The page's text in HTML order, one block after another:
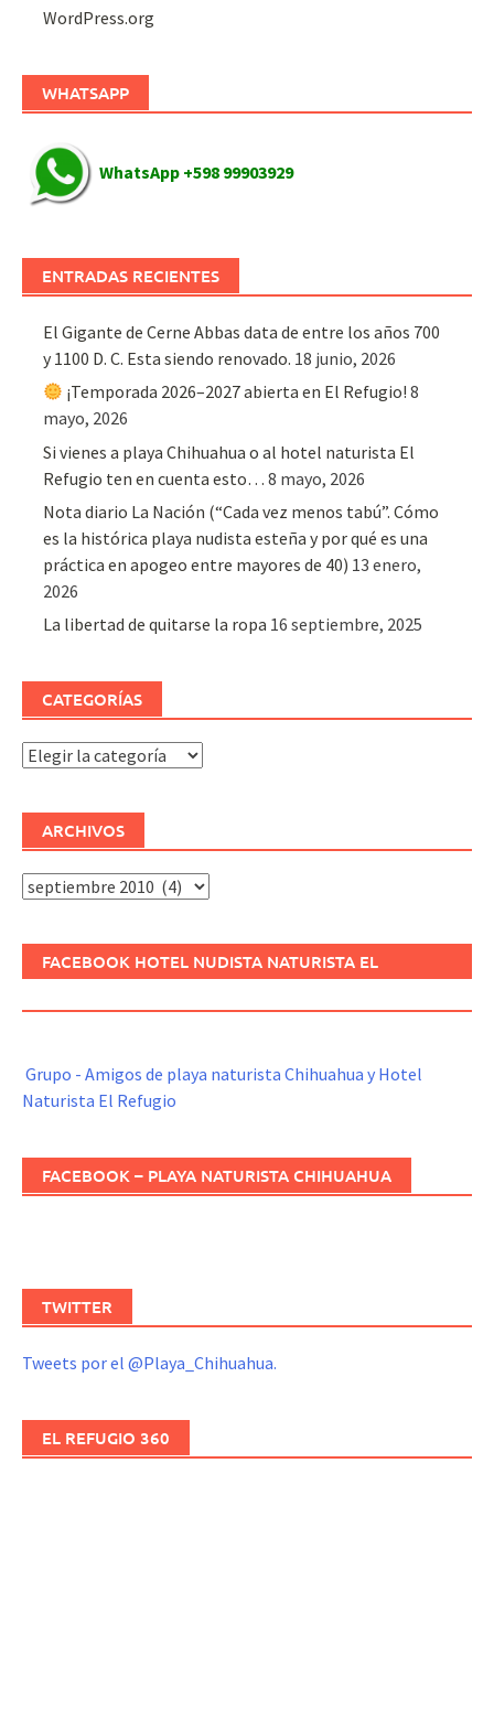
WordPress.org
WHATSAPP
WhatsApp +598 99903929
ENTRADAS RECIENTES
El Gigante de Cerne Abbas data de entre los años 700
y 1100 D. C. Esta siendo renovado. 18 junio, 2026
¡Temporada 2026–2027 abierta en El Refugio! 8
mayo, 2026
Si vienes a playa Chihuahua o al hotel naturista El
Refugio ten en cuenta esto… 8 mayo, 2026
Nota diario La Nación (“Cada vez menos tabú”. Cómo
es la histórica playa nudista esteña y por qué es una
práctica en apogeo entre mayores de 40) 13 enero,
2026
La libertad de quitarse la ropa 16 septiembre, 2025
CATEGORÍAS
Categorías
ARCHIVOS
Archivos
FACEBOOK HOTEL NUDISTA NATURISTA EL
Grupo - Amigos de playa naturista Chihuahua y Hotel
Naturista El Refugio
FACEBOOK – PLAYA NATURISTA CHIHUAHUA
TWITTER
Tweets por el @Playa_Chihuahua.
EL REFUGIO 360